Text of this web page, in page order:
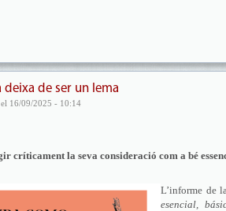
de ser un lema
el 16/09/2025 - 10:14
críticament la seva consideració com a bé
L’informe de
esencial,